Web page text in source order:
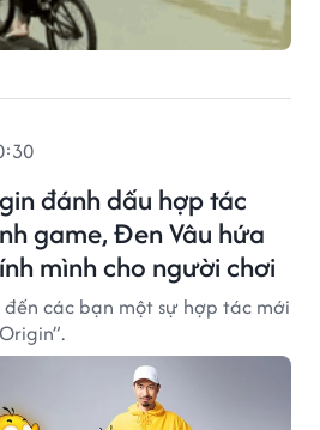
đánh dấu hợp tác
game, Đen Vâu hứa
mình cho người chơi
các bạn một sự hợp tác mới